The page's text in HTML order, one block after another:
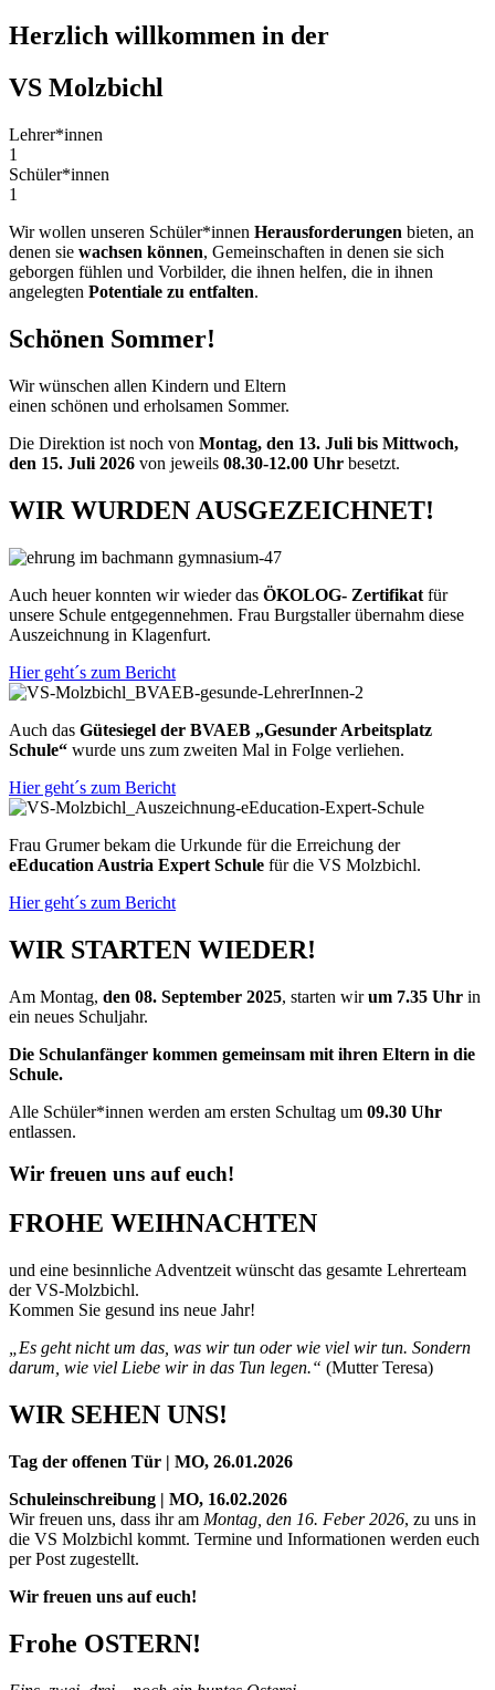
Herzlich willkommen in der
VS Molzbichl
Lehrer*innen
1
Schüler*innen
1
Wir wollen unseren Schüler*innen Herausforderungen bieten, an
denen sie wachsen können, Gemeinschaften in denen sie sich
geborgen fühlen und Vorbilder, die ihnen helfen, die in ihnen
angelegten Potentiale zu entfalten.
Schönen Sommer!
Wir wünschen allen Kindern und Eltern
einen schönen und erholsamen Sommer.
Die Direktion ist noch von Montag, den 13. Juli bis Mittwoch,
den 15. Juli 2026 von jeweils 08.30-12.00 Uhr besetzt.
WIR WURDEN AUSGEZEICHNET!
Auch heuer konnten wir wieder das ÖKOLOG- Zertifikat für
unsere Schule entgegennehmen. Frau Burgstaller übernahm diese
Auszeichnung in Klagenfurt.
Hier geht´s zum Bericht
Auch das Gütesiegel der BVAEB „Gesunder Arbeitsplatz
Schule“ wurde uns zum zweiten Mal in Folge verliehen.
Hier geht´s zum Bericht
Frau Grumer bekam die Urkunde für die Erreichung der
eEducation Austria Expert Schule für die VS Molzbichl.
Hier geht´s zum Bericht
WIR STARTEN WIEDER!
Am Montag, den 08. September 2025, starten wirum 7.35 Uhr in
ein neues Schuljahr.
Die Schulanfänger kommen gemeinsam mit ihren Eltern in die
Schule.
Alle Schüler*innen werden am ersten Schultag um 09.30 Uhr
entlassen.
Wir freuen uns auf euch!
FROHE WEIHNACHTEN
und eine besinnliche Adventzeit wünscht das gesamte Lehrerteam
der VS-Molzbichl.
Kommen Sie gesund ins neue Jahr!
„Es geht nicht um das, was wir tun oder wie viel wir tun. Sondern
darum, wie viel Liebe wir in das Tun legen.“ (Mutter Teresa)
WIR SEHEN UNS!
Tag der offenen Tür | MO, 26.01.2026
Schuleinschreibung | MO, 16.02.2026
Wir freuen uns, dass ihr am Montag, den 16. Feber 2026, zu uns in
die VS Molzbichl kommt. Termine und Informationen werden euch
per Post zugestellt.
Wir freuen uns auf euch!
Frohe OSTERN!